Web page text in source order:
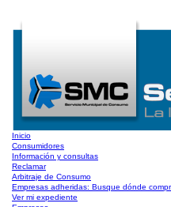
Inicio
Consumidores
Información y consultas
Reclamar
Arbitraje de Consumo
Empresas adheridas: Busque dónde
Ver mi expediente